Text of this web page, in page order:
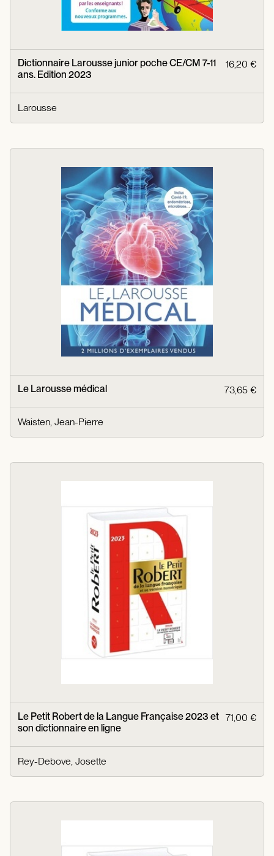
Dictionnaire Larousse junior poche CE/CM 7-11
ans. Edition 2023
16,20 €
Larousse
Le Larousse médical 73,65 €
Waisten, Jean-Pierre
Le Petit Robert de la Langue Française 2023 et
son dictionnaire en ligne
71,00 €
Rey-Debove, Josette